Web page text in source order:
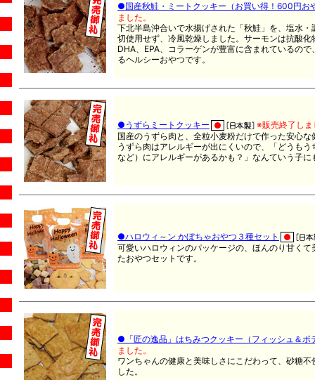
●国産秋鮭・ミートクッキー（お買い得！600円お
ました。
下北半島沖合いで水揚げされた「秋鮭」を、塩水
切使用せず、冷風乾燥しました。サーモンは抗酸
DHA、EPA、コラーゲンが豊富に含まれているの
るヘルシーおやつです。
●うずらミートクッキー
※販売終了しま
国産のうずら肉と、全粒小麦粉だけで作った安心な
うずら肉はアレルギーが出にくいので、「どうも
など）にアレルギーがあるかも？」なんていう子に
●ハロウィ～ン かぼちゃおやつ３種セット
可愛いハロウィンのパッケージの、ほんのり甘く
たおやつセットです。
●「匠の逸品」はちみつクッキー（フィッシュ＆ポ
ました。
ワンちゃんの健康と美味しさにこだわって、砂糖
した。